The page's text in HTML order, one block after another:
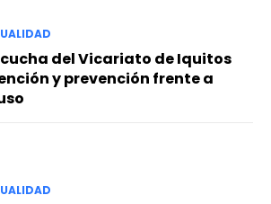
del Vicariato de Iquitos
y prevención frente a